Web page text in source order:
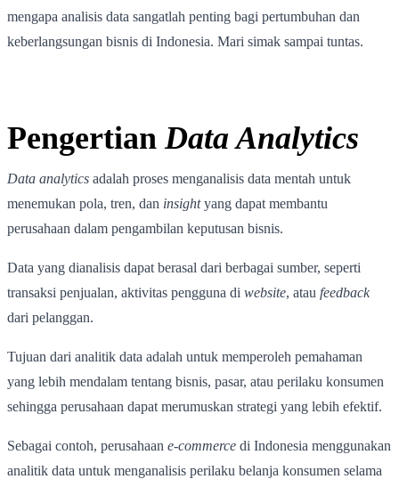
mengapa analisis data sangatlah penting bagi pertumbuhan dan
keberlangsungan bisnis di Indonesia. Mari simak sampai tuntas.
Pengertian Data Analytics
Data analytics adalah proses menganalisis data mentah untuk
menemukan pola, tren, dan insightyang dapat membantu
perusahaan dalam pengambilan keputusan bisnis.
Data yang dianalisis dapat berasal dari berbagai sumber, seperti
transaksi penjualan, aktivitas pengguna di website, atau feedback
dari pelanggan.
Tujuan dari analitik data adalah untuk memperoleh pemahaman
yang lebih mendalam tentang bisnis, pasar, atau perilaku konsumen
sehingga perusahaan dapat merumuskan strategi yang lebih efektif.
Sebagai contoh, perusahaan e-commerce di Indonesia menggunakan
analitik data untuk menganalisis perilaku belanja konsumen selama